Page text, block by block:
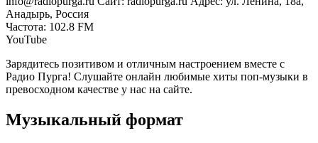
Анадырь, Россия
Частота: 102.8 FM
YouTube
Зарядитесь позитивом и отличным настроением вместе с
Радио Пурга! Слушайте онлайн любимые хиты поп-музыки в
превосходном качестве у нас на сайте.
Музыкальный формат